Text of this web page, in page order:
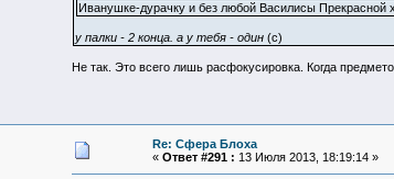
Иванушке-дурачку и без любой Василисы Прекрасной
у палки - 2 конца. а у тебя - один(с)
Не так. Это всего лишь расфокусировка. Когда
Re: Сфера Блоха
« Ответ #291 : 13 Июля 2013, 18:19:14 »